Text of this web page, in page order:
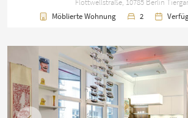
Möblierte Wohnung
2